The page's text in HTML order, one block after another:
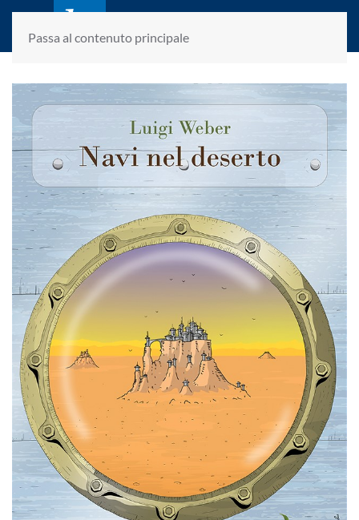
Passa al contenuto principale
laletteraturaenoi.it
fondato da Romano Luperini